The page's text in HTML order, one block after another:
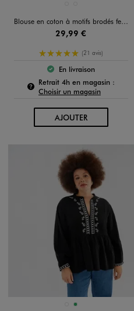
:
la disponibilité de ce produit :
Blouse en coton à motifs brodés femme
29,99 €
5/5 de moyenne
(21 avis)
Le produit est
En livraison
Retrait 4h en magasin :
Choisir un magasin
AJOUTERAU PANIER
Disponible en 2 coloris
NOIR STANDARD
VERT